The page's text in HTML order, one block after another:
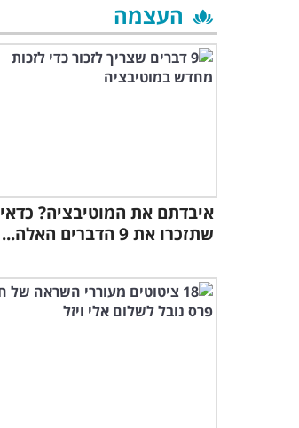
העצמה
איבדתם את המוטיבציה? כדאי
שתזכרו את 9 הדברים האלה...